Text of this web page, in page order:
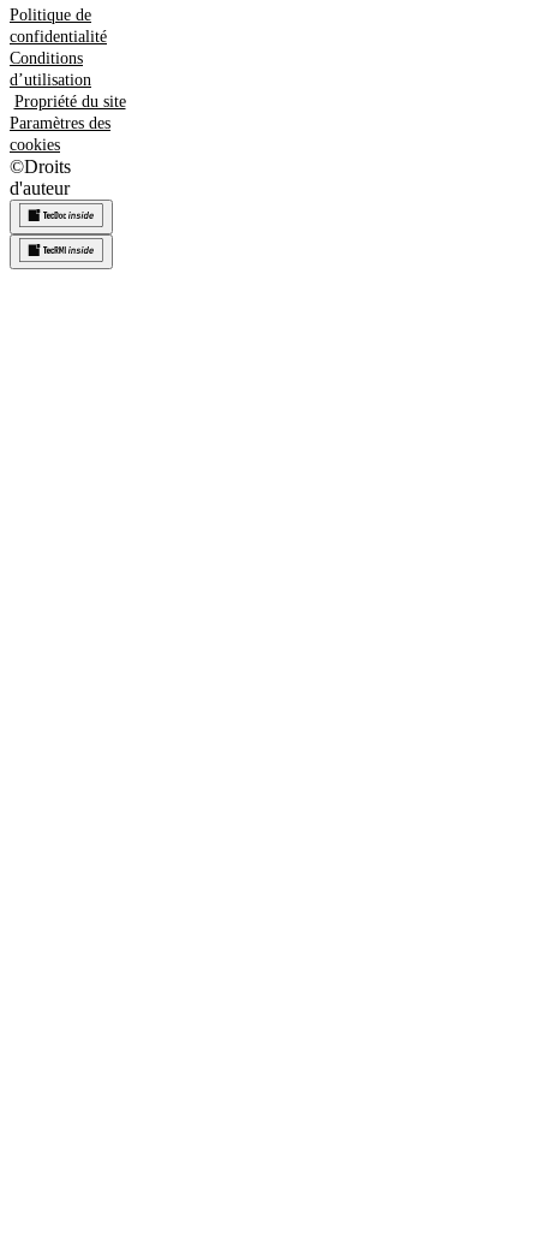
Politique de
confidentialité
Conditions
d’utilisation
Propriété du site
Paramètres des
cookies
©Droits
d'auteur